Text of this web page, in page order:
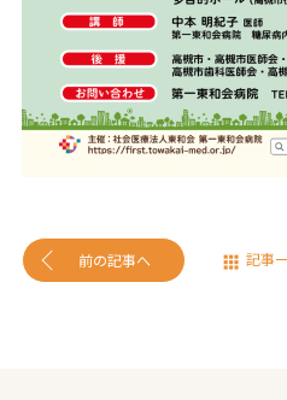
前の記事へ 記事